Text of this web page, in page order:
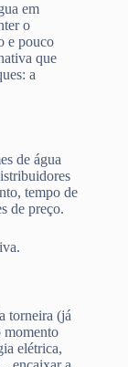
em
o
e pouco
que
a
de água
tempo de
de preço.
torneira (já
momento
elétrica,